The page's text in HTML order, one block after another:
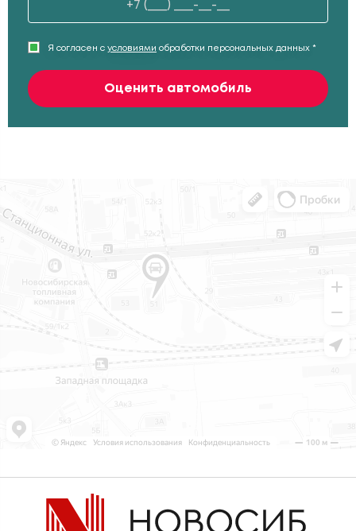
Я согласен с условиями обработки персональных данных *
Оценить автомобиль